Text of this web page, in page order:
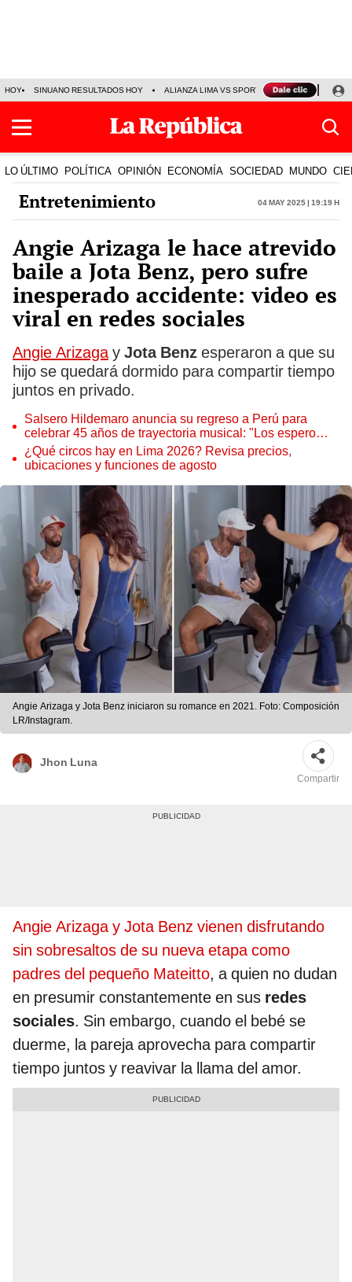
HOY SINUANO RESULTADOS HOY ALIANZA LIMA VS SPORT BOYS JORGE
LO ÚLTIMO POLÍTICA OPINIÓN ECONOMÍA SOCIEDAD MUNDO
Entretenimiento 04 May 2025 | 19:19 h
Angie Arizaga le hace atrevido
baile a Jota Benz, pero sufre
inesperado accidente: video es
viral en redes sociales
Angie Arizagay Jota Benz esperaron a que su
hijo se quedará dormido para compartir tiempo
juntos en privado.
Salsero Hildemaro anuncia su regreso a Perú para
celebrar 45 años de trayectoria musical: "Los espero
para cantar con todos ustedes”
¿Qué circos hay en Lima 2026? Revisa precios,
ubicaciones y funciones de agosto
Angie Arizaga y Jota Benz iniciaron su romance en 2021. Foto: Composición
LR/Instagram.
Jhon Luna
Compartir
Angie Arizaga y Jota Benz vienen disfrutando
sin sobresaltos de su nueva etapa como
padres del pequeño Mateitto, a quien no dudan
en presumir constantemente en sus redes
sociales. Sin embargo, cuando el bebé se
duerme, la pareja aprovecha para compartir
tiempo juntos y reavivar la llama del amor.